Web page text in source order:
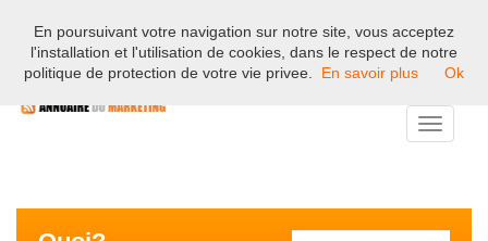
Bienvenue sur l'annuaire professionnel du marketing et de la
communication en France.
Toggle
En poursuivant votre navigation sur notre site, vous acceptez
l'installation et l'utilisation de cookies, dans le respect de notre
politique de protection de votre vie privee.
En savoir plus Ok